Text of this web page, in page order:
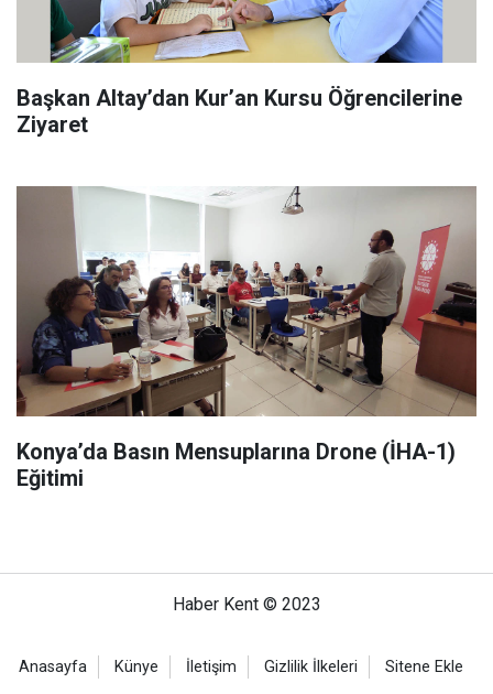
Başkan Altay’dan Kur’an Kursu Öğrencilerine
Ziyaret
Konya’da Basın Mensuplarına Drone (İHA-1)
Eğitimi
Haber Kent © 2023
Anasayfa Künye İletişim Gizlilik İlkeleri Sitene Ekle